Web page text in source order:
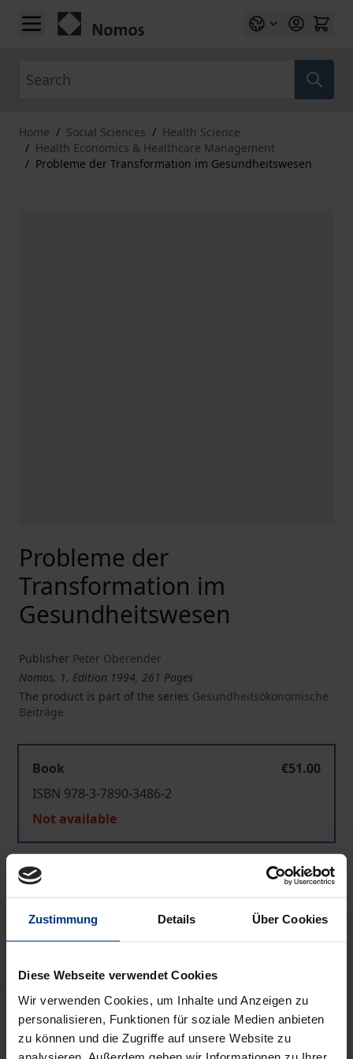
Zustimmung Details Über Cookies
Diese Webseite verwendet Cookies
Wir verwenden Cookies, um Inhalte und Anzeigen zu
personalisieren, Funktionen für soziale Medien anbieten
zu können und die Zugriffe auf unsere Website zu
Skip to Content
Home / Social Sciences / Health Science
/ Health Economics & Healthcare Management
/ Probleme der Transformation im Gesundheitswesen
Probleme der
Transformation im
Gesundheitswesen
Publisher Peter Oberender
Nomos, 1. Edition 1994, 261 Pages
The product is part of the series Gesundheitsökonomische
Beiträge
Book
€51.00
ISBN 978-3-7890-3486-2
Not available
Add to Wish List
Delivery cost notice
Description